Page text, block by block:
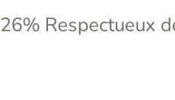
26% Respectueux